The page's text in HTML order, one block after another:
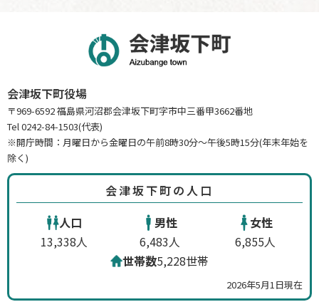
会津坂下町役場
〒969-6592 福島県河沼郡会津坂下町字市中三番甲3662番地
Tel 0242-84-1503(代表)
※開庁時間：月曜日から金曜日の午前8時30分～午後5時15分(年末年始を
除く)
会津坂下町の人口
人口
13,338人
男性
6,483人
女性
6,855人
世帯数5,228世帯
2026年5月1日現在